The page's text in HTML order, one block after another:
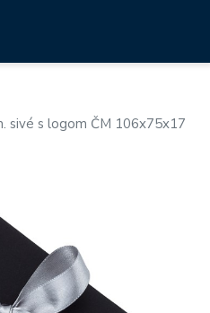
sivé s logom ČM 106x75x17